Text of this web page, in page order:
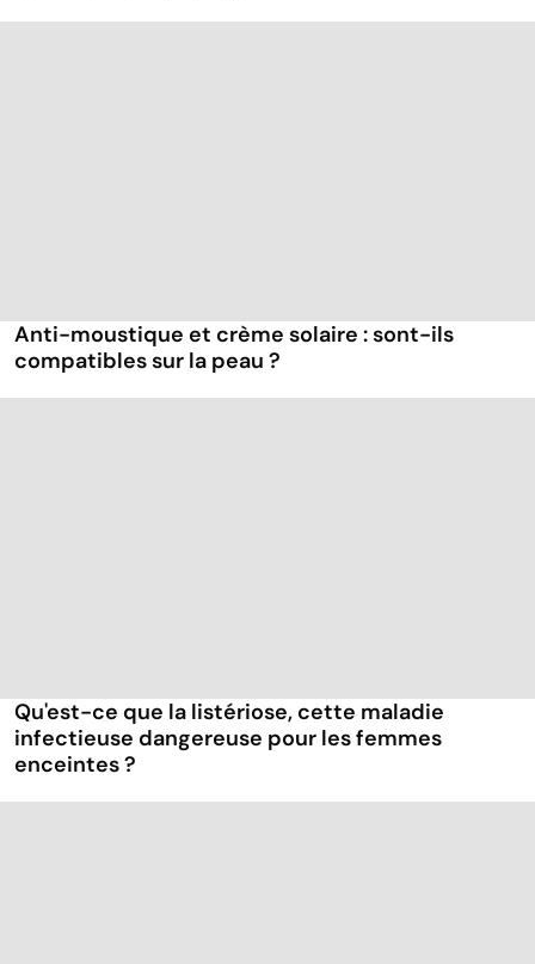
Anti-moustique et crème solaire : sont-ils
compatibles sur la peau ?
Qu'est-ce que la listériose, cette maladie
infectieuse dangereuse pour les femmes
enceintes ?